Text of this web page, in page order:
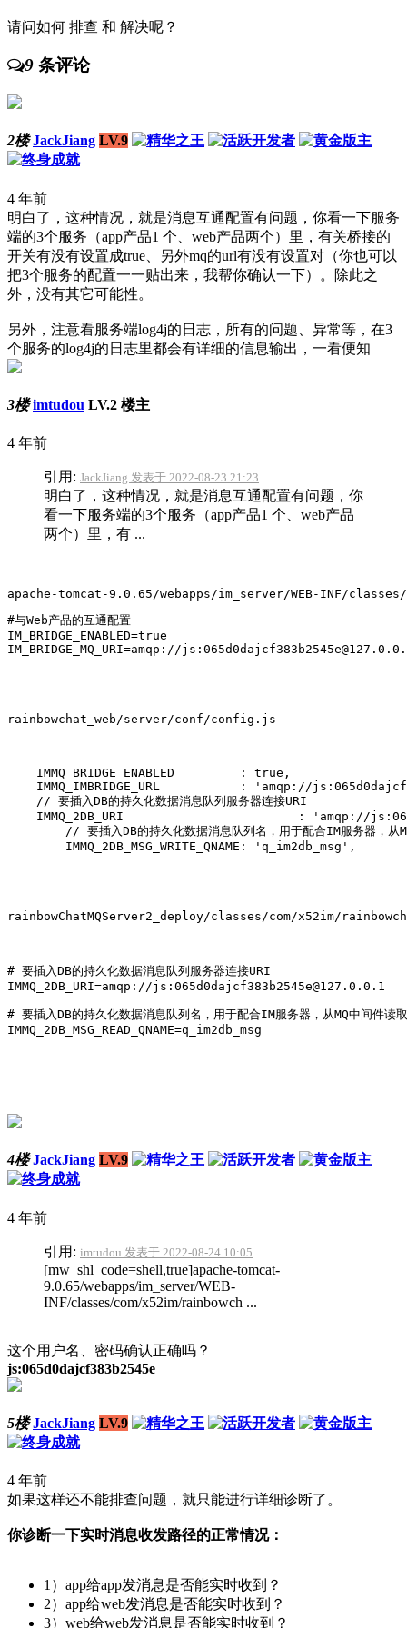
请问如何 排查 和 解决呢？
9 条评论
2楼 JackJiang LV.9
4 年前
明白了，这种情况，就是消息互通配置有问题，你看一下服务
端的3个服务（app产品1 个、web产品两个）里，有关桥接的
开关有没有设置成true、另外mq的url有没有设置对（你也可以
把3个服务的配置一一贴出来，我帮你确认一下）。除此之
外，没有其它可能性。
另外，注意看服务端log4j的日志，所有的问题、异常等，在3
个服务的log4j的日志里都会有详细的信息输出，一看便知
3楼 imtudou LV.2 楼主
4 年前
引用: JackJiang 发表于 2022-08-23 21:23
明白了，这种情况，就是消息互通配置有问题，你
看一下服务端的3个服务（app产品1 个、web产品
两个）里，有 ...
apache-tomcat-9.0.65/webapps/im_server/WEB-INF/
#与Web产品的互通配置
IM_BRIDGE_ENABLED=true
rainbowchat_web/server/conf/config.js
    IMMQ_BRIDGE_ENABLED         : true,
IMMQ_IMBRIDGE_URL           : 'amqp://
    // 要插入DB的持久化数据消息队列服务器连接URI
IMMQ_2DB_URI                        : 'amqp://
// 要插入DB的持久化数据消息队列名，用于配合IM服务器，从
rainbowChatMQServer2_deploy/classes/com/x52im/
# 要插入DB的持久化数据消息队列服务器连接URI
IMMQ_2DB_URI=amqp://js:065d0dajcf383b2545e@127.0.0.1
# 要插入DB的持久化数据消息队列名，用于配合IM服务器，从MQ中间件读
4楼 JackJiang LV.9
4 年前
引用: imtudou 发表于 2022-08-24 10:05
[mw_shl_code=shell,true]apache-tomcat-
9.0.65/webapps/im_server/WEB-
INF/classes/com/x52im/rainbowch ...
这个用户名、密码确认正确吗？
js:065d0dajcf383b2545e
5楼 JackJiang LV.9
4 年前
如果这样还不能排查问题，就只能进行详细诊断了。
你诊断一下实时消息收发路径的正常情况：
1）app给app发消息是否能实时收到？
2）app给web发消息是否能实时收到？
3）web给web发消息是否能实时收到？